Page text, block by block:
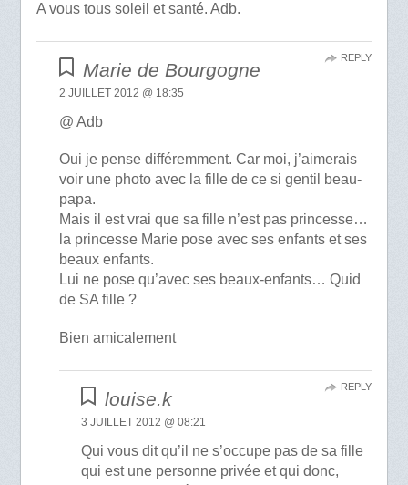
A vous tous soleil et santé. Adb.
Marie de Bourgogne
2 JUILLET 2012 @ 18:35
@ Adb
Oui je pense différemment. Car moi, j’aimerais
voir une photo avec la fille de ce si gentil beau-
papa.
Mais il est vrai que sa fille n’est pas princesse…
la princesse Marie pose avec ses enfants et ses
beaux enfants.
Lui ne pose qu’avec ses beaux-enfants… Quid
de SA fille ?
Bien amicalement
REPLY
louise.k
3 JUILLET 2012 @ 08:21
Qui vous dit qu’il ne s’occupe pas de sa fille
qui est une personne privée et qui donc,
REPLY